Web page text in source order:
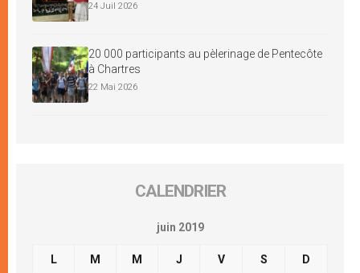
24 Juil 2026
20 000 participants au pèlerinage de Pentecôte
à Chartres
22 Mai 2026
CALENDRIER
juin 2019
L M M J V S D